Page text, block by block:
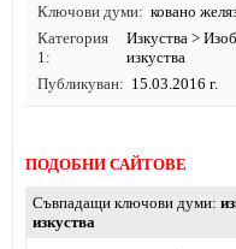
Ключови думи
ковано
Категория
1
Изкуства >
изкуства
Публикуван
15.03.2016 г.
ПОДОБНИ САЙТОВЕ
Съвпадащи ключови думи
изкуства